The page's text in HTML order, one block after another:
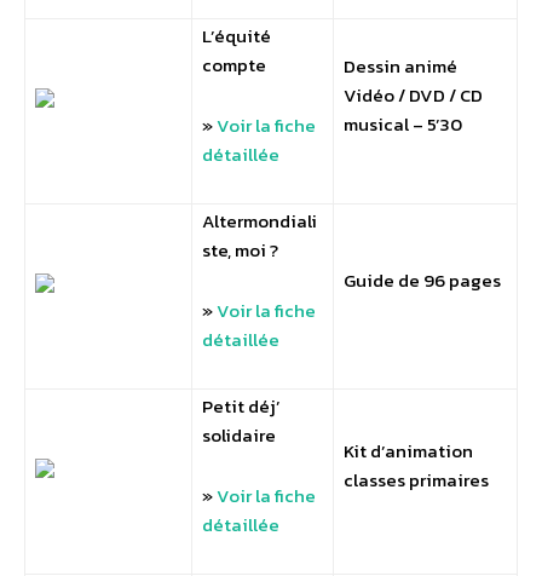
L’équité
compte
»Voir la fiche
détaillée
Dessin animé
Vidéo / DVD / CD
musical – 5’30
Altermondiali
ste, moi ?
»Voir la fiche
détaillée
Guide de 96 pages
Petit déj’
solidaire
»Voir la fiche
détaillée
Kit d’animation
classes primaires